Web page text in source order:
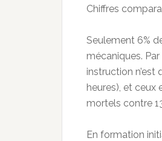
Chiffres
Seulement 6%
mécaniques.
instruction n’est
heures), et ceux
mortels contre
En formation